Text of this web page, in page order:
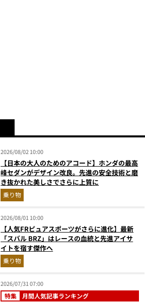
2026/08/02 10:00
【日本の大人のためのアコード】ホンダの最高
峰セダンがデザイン改良。先進の安全技術と磨
き抜かれた美しさでさらに上質に
乗り物
2026/08/01 10:00
【人気FRピュアスポーツがさらに進化】最新
「スバル BRZ」はレースの血統と先進アイサ
イトを宿す傑作へ
乗り物
2026/07/31 07:00
特集 月間人気記事ランキング